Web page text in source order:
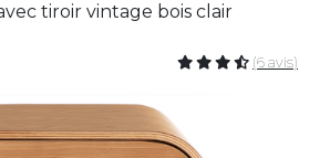
tiroir vintage bois clair
(6 avis)